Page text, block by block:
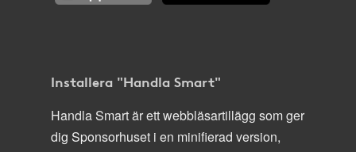
Installera "Handla Smart"
Handla Smart är ett webbläsartillägg som ger
dig Sponsorhuset i en minifierad version,